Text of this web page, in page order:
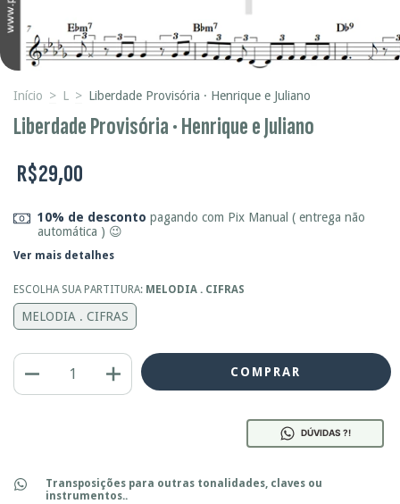
Início > L > Liberdade Provisória · Henrique e Juliano
Liberdade Provisória · Henrique e Juliano
R$29,00
10% de desconto pagando com Pix Manual ( entrega não
automática ) 😉
Ver mais detalhes
ESCOLHA SUA PARTITURA: MELODIA . CIFRAS
MELODIA . CIFRAS
DÚVIDAS ?!
Transposições para outras tonalidades, claves ou
instrumentos..